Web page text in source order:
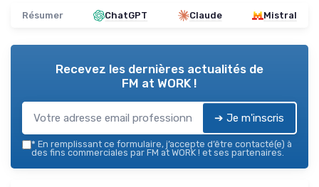
Résumer ChatGPT Claude Mistral
Recevez les dernières actualités de
FM at WORK !
➔ Je m'inscris
* En remplissant ce formulaire, j’accepte d’être contacté(e) à
des fins commerciales par FM at WORK ! et ses partenaires.